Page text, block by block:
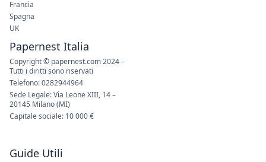
Guide Utili
Francia
Spagna
UK
Papernest Italia
Copyright © papernest.com 2024 –
Tutti i diritti sono riservati
Telefono: 0282944964
Sede Legale: Via Leone XIII, 14 –
20145 Milano (MI)
Capitale sociale: 10 000 €